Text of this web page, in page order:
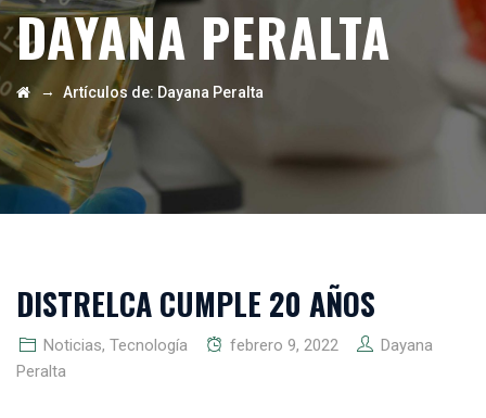
DAYANA PERALTA
→ Artículos de: Dayana Peralta
DISTRELCA CUMPLE 20 AÑOS
Noticias, Tecnología febrero 9, 2022
Dayana
Peralta